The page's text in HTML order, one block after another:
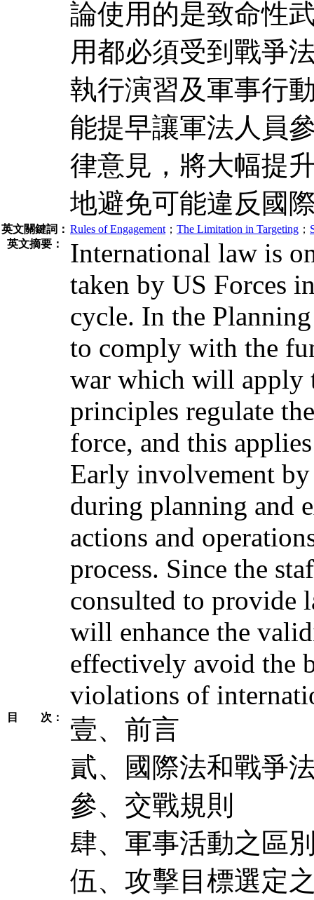
論使用的是致命性
用都必須受到戰爭
執行演習及軍事行
能提早讓軍法人員
律意見，將大幅提
地避免可能違反國
英文關鍵詞： Rules of Engagement ； The Limitation in Targeting ；
英文摘要：
International law is
taken by US Forces
cycle. In the
to comply with the
war which will apply
principles regulate
force, and this
Early involvement
during planning and
actions and
process. Since the
consulted to provide
will enhance the
effectively avoid the
violations of
目 次：
壹、前言
貳、國際法和戰爭
參、交戰規則
肆、軍事活動之區
伍、攻擊目標選定